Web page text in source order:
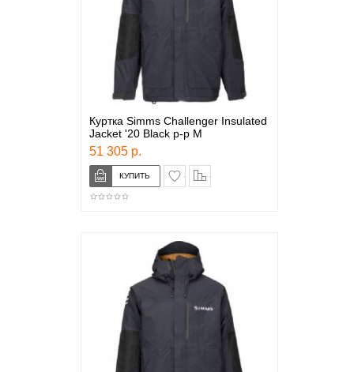
Куртка Simms Challenger Insulated
Jacket '20 Black р-р M
51 305 р.
в закладки